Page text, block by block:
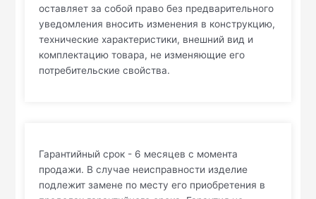
оставляет за собой право без предварительного
уведомления вносить изменения в конструкцию,
технические характеристики, внешний вид и
комплектацию товара, не изменяющие его
потребительские свойства.
Гарантийный срок - 6 месяцев с момента
продажи. В случае неисправности изделие
подлежит замене по месту его приобретения в